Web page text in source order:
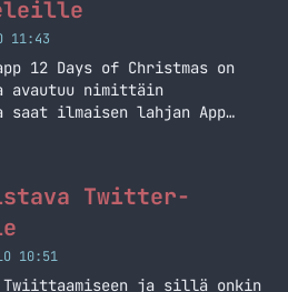
minkä tahansa IMAP
alkaa… Jatka lukemista
tehtävälistaksi
11:43
12 Days of Christmas on
avautuu nimittäin
saat ilmaisen lahjan App
itsessään ilmainen, joten
Älä siis missaa tätä,
Sovellus ei ole enää… Jatka
Twitter-
10:51
ja sillä onkin